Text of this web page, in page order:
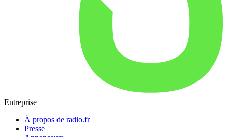
Entreprise
À propos de radio.fr
Presse